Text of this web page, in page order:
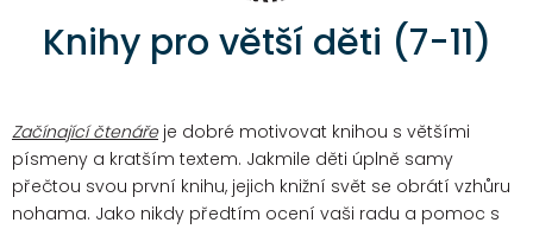
Knihy pro větší děti (7-11)
Začínající čtenářeje dobré motivovat knihou s většími
písmeny a kratším textem. Jakmile děti úplně samy
přečtou svou první knihu, jejich knižní svět se obrátí vzhůru
nohama. Jako nikdy předtím ocení vaši radu a pomoc s